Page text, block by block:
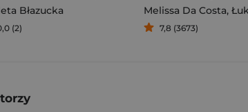
Błazucka
(2)
Melissa Da Costa,
7,8 (3673)